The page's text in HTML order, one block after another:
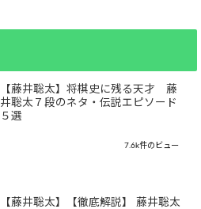
【藤井聡太】将棋史に残る天才 藤
井聡太７段のネタ・伝説エピソード
５選
7.6k件のビュー
【藤井聡太】【徹底解説】 藤井聡太